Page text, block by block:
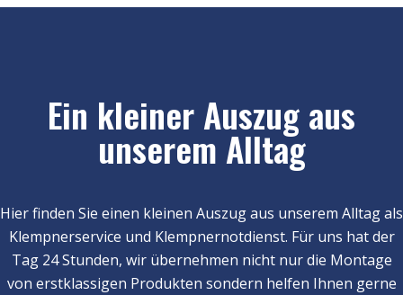
Ein kleiner Auszug aus
unserem Alltag
Hier finden Sie einen kleinen Auszug aus unserem Alltag als
Klempnerservice und Klempnernotdienst. Für uns hat der
Tag 24 Stunden, wir übernehmen nicht nur die Montage
von erstklassigen Produkten sondern helfen Ihnen gerne